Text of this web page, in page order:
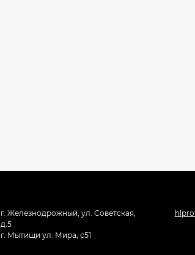
г. Железнодрожный, ул. Советская,
д.5
г. Мытищи ул. Мира, с51